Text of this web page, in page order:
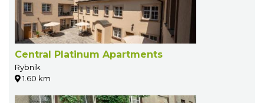
Central Platinum Apartments
Rybnik
1.60 km